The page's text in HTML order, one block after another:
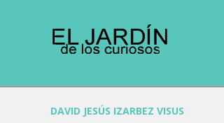
DAVID JESÚS IZARBEZ VISUS